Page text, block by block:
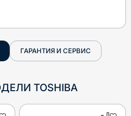
ГАРАНТИЯ И СЕРВИС
TOSHIBA